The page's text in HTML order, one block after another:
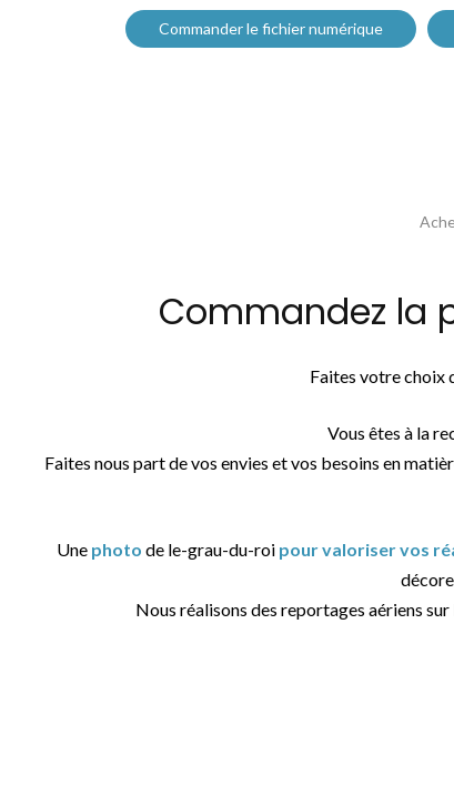
Commander le fichier numérique
Commandez la
Faites votre choix
Vous êtes à la
Faites nous part de vos envies et vos besoins en
Une photo de le-grau-du-roi pour valoriser vos
Nous réalisons des reportages aériens